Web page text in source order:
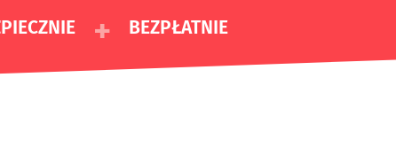
+ BEZPŁATNIE